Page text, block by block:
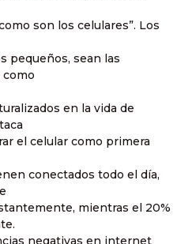
son los celulares”. Los
pequeños, sean las
como
en la vida de
el celular como primera
conectados todo el día,
mientras el 20%
negativas en internet